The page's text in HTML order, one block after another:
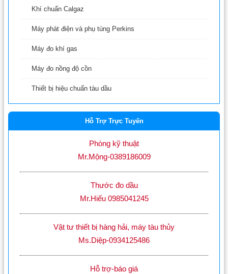
Khí chuẩn Calgaz
Máy phát điện và phụ tùng Perkins
Máy đo khí gas
Máy đo nồng độ cồn
Thiết bị hiệu chuẩn tàu dầu
Hỗ Trợ Trực Tuyến
Phòng kỹ thuật
Mr.Mộng-0389186009
Thước đo dầu
Mr.Hiếu 0985041245
Vật tư thiết bị hàng hải, máy tàu thủy
Ms.Diệp-0934125486
Hỗ trợ-báo giá